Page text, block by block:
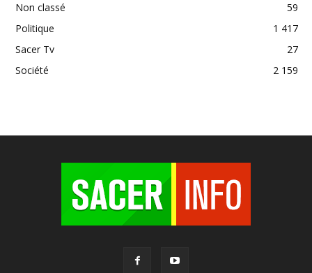
Non classé
59
Politique
1 417
Sacer Tv
27
Société
2 159